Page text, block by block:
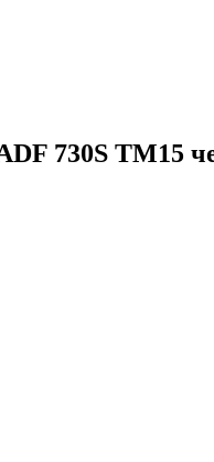
730S TM15